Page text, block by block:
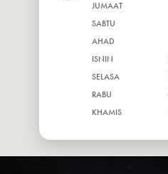
JUMAAT
SABTU
AHAD
ISNIN
SELASA
RABU
KHAMIS